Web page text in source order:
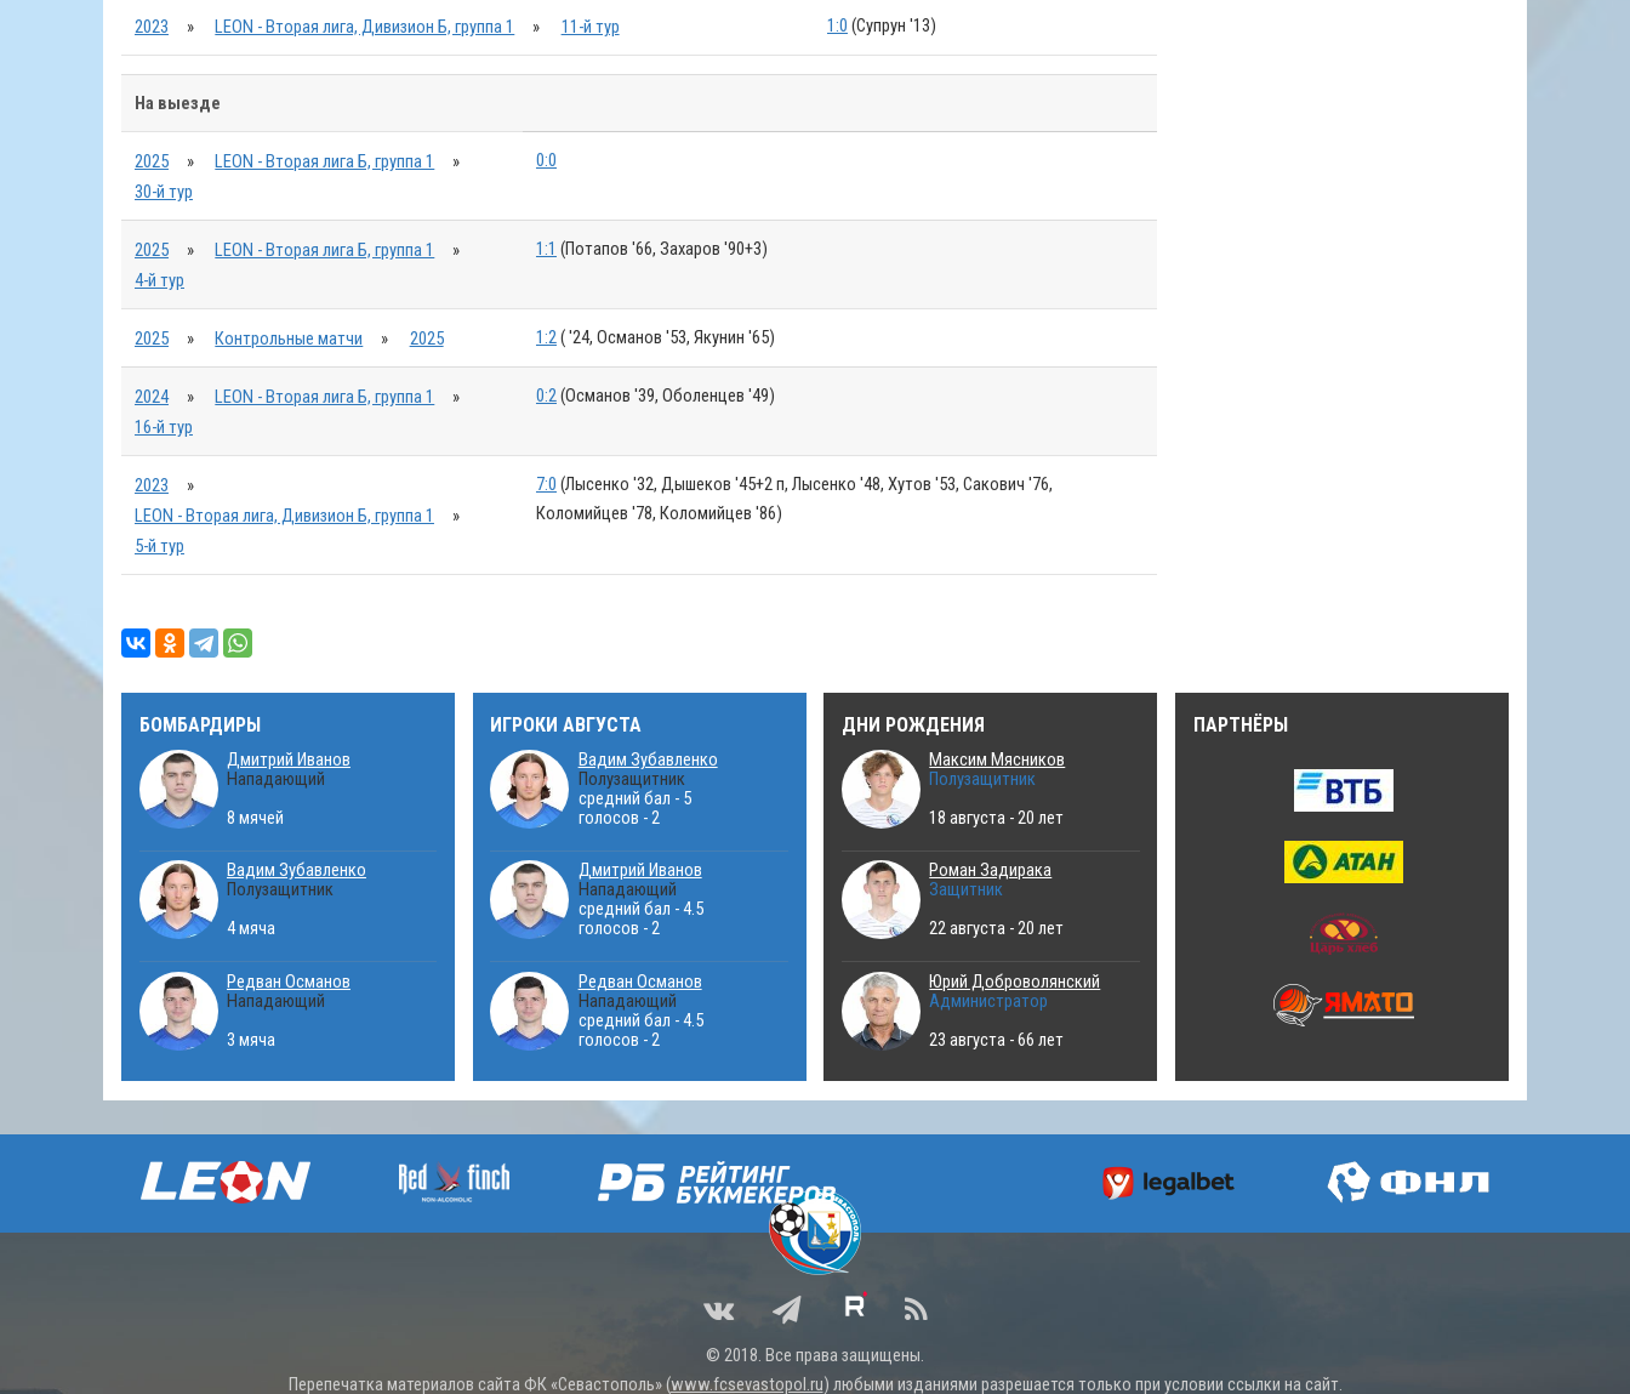
2023 » LEON - Вторая лига, Дивизион Б, группа 1 » 11-й тур 1:0 (Супрун '13)
На выезде
2025 » LEON - Вторая лига Б, группа 1
»
30-й тур
0:0
2025 » LEON - Вторая лига Б, группа 1
»
4-й тур
1:1 (Потапов '66, Захаров '90+3)
2025 » Контрольные матчи » 2025 1:2( '24, Османов '53, Якунин '65)
2024 » LEON - Вторая лига Б, группа 1
»
16-й тур
0:2(Османов '39, Оболенцев '49)
2023
»
LEON - Вторая лига, Дивизион Б, группа 1
»
5-й тур
7:0 (Лысенко '32, Дышеков '45+2 п, Лысенко '48, Хутов '53, Сакович '76,
Коломийцев '78, Коломийцев '86)
БОМБАРДИРЫ
Дмитрий Иванов
Нападающий
8 мячей
Вадим Зубавленко
Полузащитник
4 мяча
Редван Османов
Нападающий
3 мяча
ИГРОКИ АВГУСТА
Вадим Зубавленко
Полузащитник
средний бал - 5
голосов - 2
Дмитрий Иванов
Нападающий
средний бал - 4.5
голосов - 2
Редван Османов
Нападающий
средний бал - 4.5
голосов - 2
ДНИ РОЖДЕНИЯ
Максим Мясников
Полузащитник
18 августа - 20 лет
Роман Задирака
Защитник
22 августа - 20 лет
Юрий Доброволянский
Администратор
23 августа - 66 лет
ПАРТНЁРЫ
© 2018. Все права защищены.
Перепечатка материалов сайта ФК «Севастополь» (www.fcsevastopol.ru) любыми изданиями разрешается только при условии ссылки на сайт.